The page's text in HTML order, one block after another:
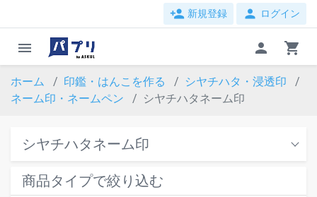
person_add 新規登録 person ログイン
menu person shopping_cart
ホーム 印鑑・はんこを作る
シヤチハタ・浸透印
ネーム印・ネームペン
シヤチハタネーム印
シヤチハタネーム印
商品タイプで絞り込む